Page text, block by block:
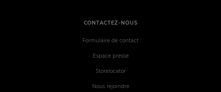
CONTACTEZ-NOUS
Formulaire de contact
Espace presse
Storelocator
Nous rejoindre